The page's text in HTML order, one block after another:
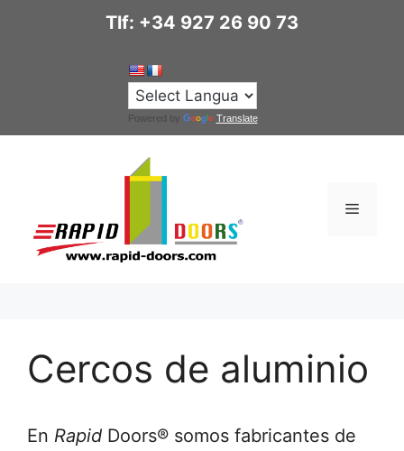
Tlf: +34 927 26 90 73
Powered by Translate
Menú
Cercos de aluminio
En Rapid Doors® somos fabricantes de